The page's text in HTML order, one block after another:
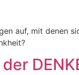
auf, mit denen